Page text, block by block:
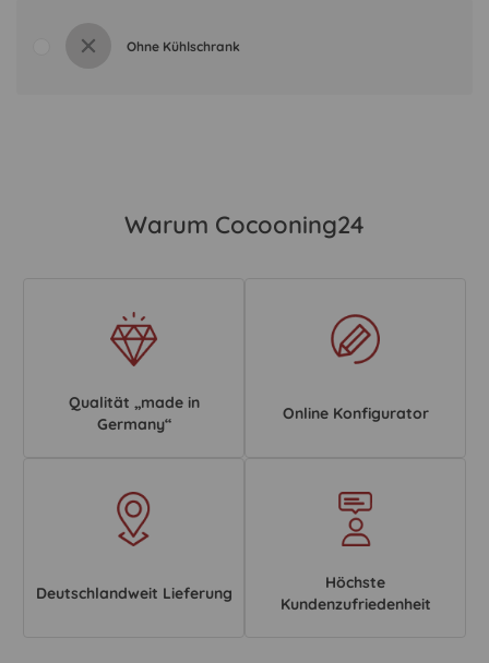
Ohne Kühlschrank
Warum Cocooning24
Qualität „made in
Germany“
Online Konfigurator
Deutschlandweit Lieferung
Höchste
Kundenzufriedenheit